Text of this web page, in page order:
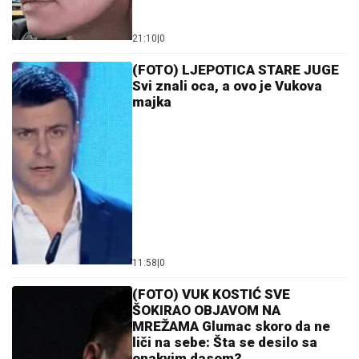
21:10 0
(FOTO) LJEPOTICA STARE JUGE
Svi znali oca, a ovo je Vukova
majka
11:58 0
(FOTO) VUK KOSTIĆ SVE
ŠOKIRAO OBJAVOM NA
MREŽAMA Glumac skoro da ne
liči na sebe: Šta se desilo sa